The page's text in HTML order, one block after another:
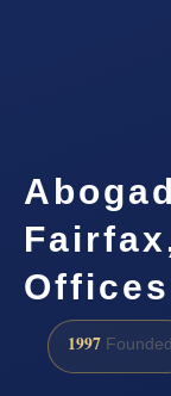
Offices
1997 Founded